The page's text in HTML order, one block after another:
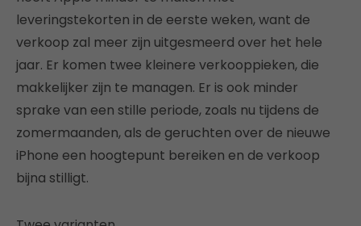
leveringstekorten in de eerste weken, want de
verkoop zal meer zijn uitgesmeerd over het hele
jaar. Er komen twee kleinere verkooppieken, die
makkelijker zijn te managen. Er is ook minder
sprake van een stille periode, zoals nu tijdens de
zomermaanden, als de geruchten over de nieuwe
iPhone een hoogtepunt bereiken en de verkoop
bijna stilligt.